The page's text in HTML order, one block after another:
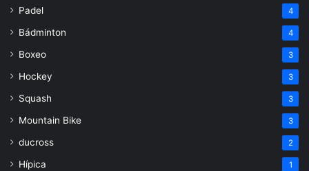
Padel 4
Bádminton 4
Boxeo 3
Hockey 3
Squash 3
Mountain Bike 3
ducross 2
Hípica 1